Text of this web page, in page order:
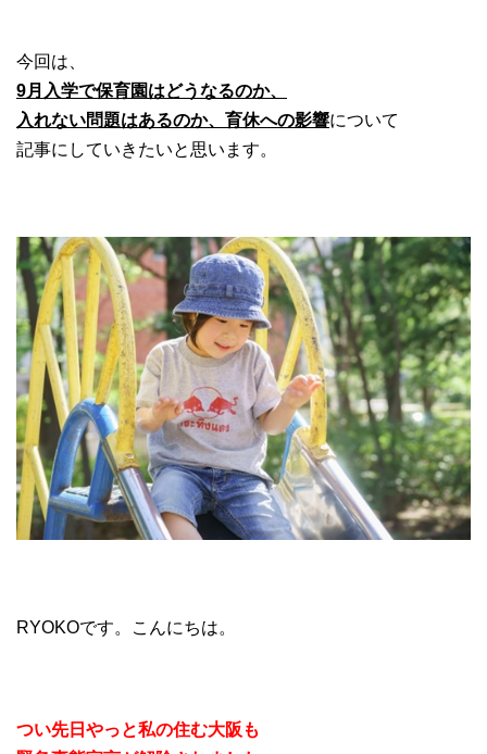
今回は、
9月入学で保育園はどうなるのか、
入れない問題はあるのか、育休への影響について
記事にしていきたいと思います。
RYOKOです。こんにちは。
つい先日やっと私の住む大阪も